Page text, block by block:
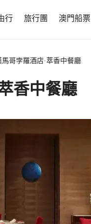
行 旅行團 澳門船票
馬哥孛羅酒店·萃香中餐廳
香中餐廳